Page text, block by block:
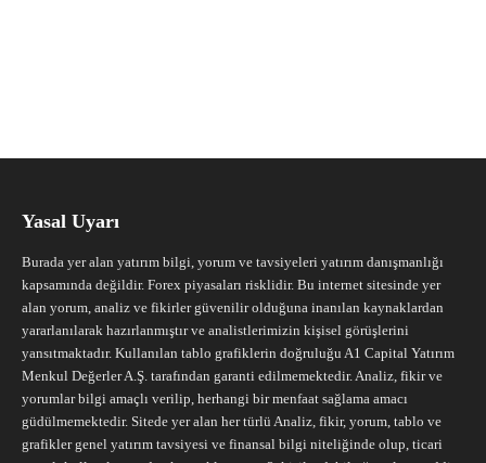
Yasal Uyarı
Burada yer alan yatırım bilgi, yorum ve tavsiyeleri yatırım danışmanlığı
kapsamında değildir. Forex piyasaları risklidir. Bu internet sitesinde yer
alan yorum, analiz ve fikirler güvenilir olduğuna inanılan kaynaklardan
yararlanılarak hazırlanmıştır ve analistlerimizin kişisel görüşlerini
yansıtmaktadır. Kullanılan tablo grafiklerin doğruluğu A1 Capital Yatırım
Menkul Değerler A.Ş. tarafından garanti edilmemektedir. Analiz, fikir ve
yorumlar bilgi amaçlı verilip, herhangi bir menfaat sağlama amacı
güdülmemektedir. Sitede yer alan her türlü Analiz, fikir, yorum, tablo ve
grafikler genel yatırım tavsiyesi ve finansal bilgi niteliğinde olup, ticari